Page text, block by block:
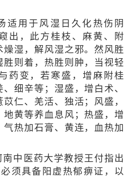
适用于风湿日久化热伤阴
出，此方桂枝、麻黄、附
燥湿，解风湿之邪。然风胜
胜则着，热胜则肿，当视轻
药变，若寒盛，增麻附桂
细辛等；湿盛，增白术、
仁、羌活、独活；风盛，
黄等养血息风；热盛，增
热加石膏、黄连，血热加
南中医药大学教授王付指出
须具备阳虚热郁痹证，以